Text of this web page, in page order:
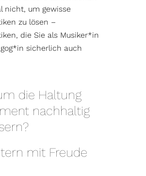
nicht, um gewisse
zu lösen –
die Sie als Musiker*in
sicherlich auch
die Haltung
nachhaltig
mit Freude